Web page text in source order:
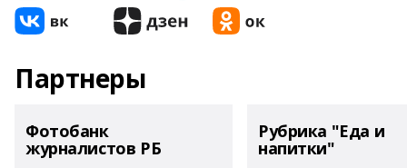
Партнеры
Фотобанк
журналистов РБ
Рубрика "Еда и
напитки"